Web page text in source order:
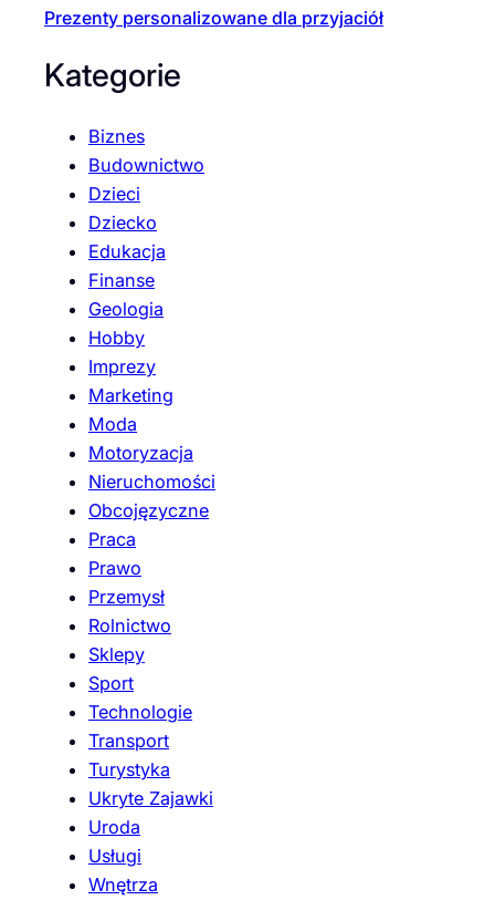
Prezenty personalizowane dla przyjaciół
Kategorie
Biznes
Budownictwo
Dzieci
Dziecko
Edukacja
Finanse
Geologia
Hobby
Imprezy
Marketing
Moda
Motoryzacja
Nieruchomości
Obcojęzyczne
Praca
Prawo
Przemysł
Rolnictwo
Sklepy
Sport
Technologie
Transport
Turystyka
Ukryte Zajawki
Uroda
Usługi
Wnętrza